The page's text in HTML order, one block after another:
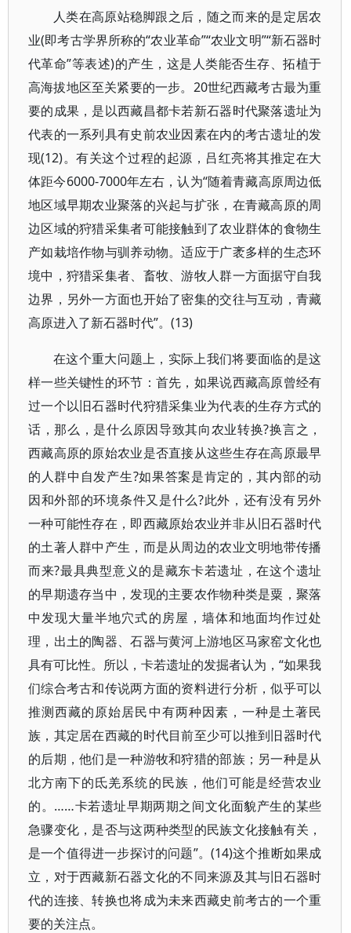
人类在高原站稳脚跟之后，随之而来的是定居农
业(即考古学界所称的“农业革命”“农业文明”“新石器时
代革命”等表述)的产生，这是人类能否生存、拓植于
高海拔地区至关紧要的一步。20世纪西藏考古最为重
要的成果，是以西藏昌都卡若新石器时代聚落遗址为
代表的一系列具有史前农业因素在内的考古遗址的发
现(12)。有关这个过程的起源，吕红亮将其推定在大
体距今6000-7000年左右，认为“随着青藏高原周边低
地区域早期农业聚落的兴起与扩张，在青藏高原的周
边区域的狩猎采集者可能接触到了农业群体的食物生
产如栽培作物与驯养动物。适应于广袤多样的生态环
境中，狩猎采集者、畜牧、游牧人群一方面据守自我
边界，另外一方面也开始了密集的交往与互动，青藏
高原进入了新石器时代”。(13)
在这个重大问题上，实际上我们将要面临的是这
样一些关键性的环节：首先，如果说西藏高原曾经有
过一个以旧石器时代狩猎采集业为代表的生存方式的
话，那么，是什么原因导致其向农业转换?换言之，
西藏高原的原始农业是否直接从这些生存在高原最早
的人群中自发产生?如果答案是肯定的，其内部的动
因和外部的环境条件又是什么?此外，还有没有另外
一种可能性存在，即西藏原始农业并非从旧石器时代
的土著人群中产生，而是从周边的农业文明地带传播
而来?最具典型意义的是藏东卡若遗址，在这个遗址
的早期遗存当中，发现的主要农作物种类是粟，聚落
中发现大量半地穴式的房屋，墙体和地面均作过处
理，出土的陶器、石器与黄河上游地区马家窑文化也
具有可比性。所以，卡若遗址的发掘者认为，“如果我
们综合考古和传说两方面的资料进行分析，似乎可以
推测西藏的原始居民中有两种因素，一种是土著民
族，其定居在西藏的时代目前至少可以推到旧器时代
的后期，他们是一种游牧和狩猎的部族；另一种是从
北方南下的氐羌系统的民族，他们可能是经营农业
的。……卡若遗址早期两期之间文化面貌产生的某些
急骤变化，是否与这两种类型的民族文化接触有关，
是一个值得进一步探讨的问题”。(14)这个推断如果成
立，对于西藏新石器文化的不同来源及其与旧石器时
代的连接、转换也将成为未来西藏史前考古的一个重
要的关注点。